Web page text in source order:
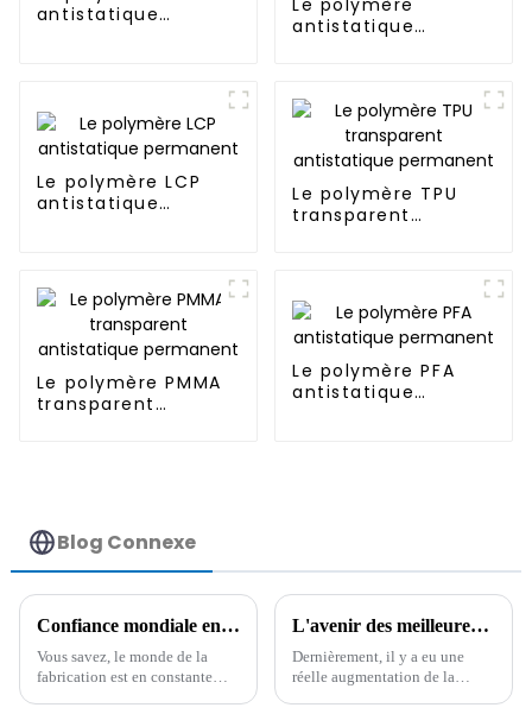
antistatique
Le polymère
antistatique
Le polymère LCP
antistatique
Le polymère TPU
transparent
Le polymère PMMA
transparent
Le polymère PFA
antistatique
Blog Connexe
Confiance mondiale en la qualité : découvrez le meilleur mélange maître HDT de Chine
Vous savez, le monde de la
fabrication est en constante
L'avenir des meilleures solutions antistatiques haute température : révolutionner les normes industrielles
Dernièrement, il y a eu une
réelle augmentation de la